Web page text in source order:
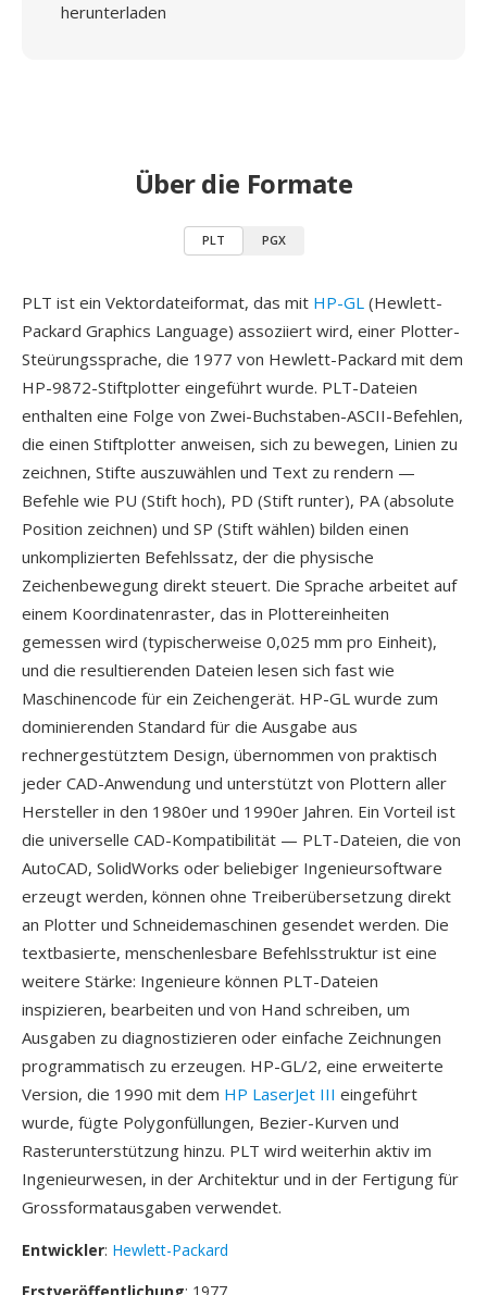
herunterladen
Über die Formate
PLT PGX
PLT ist ein Vektordateiformat, das mit HP-GL (Hewlett-
Packard Graphics Language) assoziiert wird, einer Plotter-
Steürungssprache, die 1977 von Hewlett-Packard mit dem
HP-9872-Stiftplotter eingeführt wurde. PLT-Dateien
enthalten eine Folge von Zwei-Buchstaben-ASCII-Befehlen,
die einen Stiftplotter anweisen, sich zu bewegen, Linien zu
zeichnen, Stifte auszuwählen und Text zu rendern —
Befehle wie PU (Stift hoch), PD (Stift runter), PA (absolute
Position zeichnen) und SP (Stift wählen) bilden einen
unkomplizierten Befehlssatz, der die physische
Zeichenbewegung direkt steuert. Die Sprache arbeitet auf
einem Koordinatenraster, das in Plottereinheiten
gemessen wird (typischerweise 0,025 mm pro Einheit),
und die resultierenden Dateien lesen sich fast wie
Maschinencode für ein Zeichengerät. HP-GL wurde zum
dominierenden Standard für die Ausgabe aus
rechnergestütztem Design, übernommen von praktisch
jeder CAD-Anwendung und unterstützt von Plottern aller
Hersteller in den 1980er und 1990er Jahren. Ein Vorteil ist
die universelle CAD-Kompatibilität — PLT-Dateien, die von
AutoCAD, SolidWorks oder beliebiger Ingenieursoftware
erzeugt werden, können ohne Treiberübersetzung direkt
an Plotter und Schneidemaschinen gesendet werden. Die
textbasierte, menschenlesbare Befehlsstruktur ist eine
weitere Stärke: Ingenieure können PLT-Dateien
inspizieren, bearbeiten und von Hand schreiben, um
Ausgaben zu diagnostizieren oder einfache Zeichnungen
programmatisch zu erzeugen. HP-GL/2, eine erweiterte
Version, die 1990 mit dem HP LaserJet III eingeführt
wurde, fügte Polygonfüllungen, Bezier-Kurven und
Rasterunterstützung hinzu. PLT wird weiterhin aktiv im
Ingenieurwesen, in der Architektur und in der Fertigung für
Grossformatausgaben verwendet.
Entwickler: Hewlett-Packard